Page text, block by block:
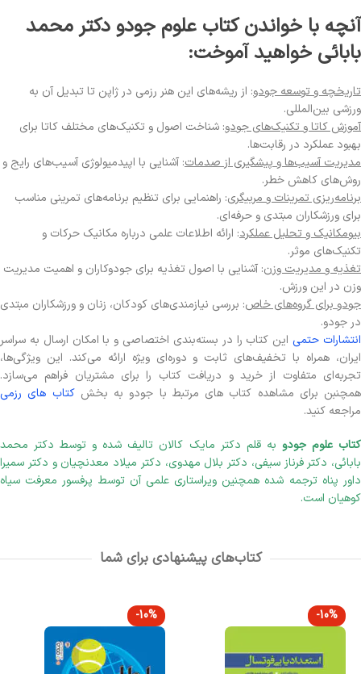
آنچه با خواندن کتاب علوم جودو دکتر محمد
بابائی خواهید آموخت:
تاریخچه و توسعه جودو: از ریشه‌های این هنر رزمی در ژاپن تا تبدیل آن به
ورزشی بین‌المللی.
آموزش کاتا و تکنیک‌های جودو: شناخت اصول و تکنیک‌های مختلف کاتا برای
بهبود عملکرد در رقابت‌ها.
مدیریت آسیب‌ها و پیشگیری از صدمات: آشنایی با اپیدمیولوژی آسیب‌های رایج و
روش‌های کاهش خطر.
برنامه‌ریزی تمرینات و مربیگری: راهنمایی برای تنظیم برنامه‌های تمرینی مناسب
برای ورزشکاران مبتدی و حرفه‌ای.
بیومکانیک و تحلیل عملکرد: ارائه اطلاعات علمی درباره مکانیک حرکات و
تکنیک‌های موثر.
تغذیه و مدیریت وزن: آشنایی با اصول تغذیه برای جودوکاران و اهمیت مدیریت
وزن در این ورزش.
جودو برای گروه‌های خاص: بررسی نیازمندی‌های کودکان، زنان و ورزشکاران مبتدی
در جودو.
انتشارات حتمی این کتاب را در بسته‌بندی اختصاصی و با امکان ارسال به سراسر
ایران، همراه با تخفیف‌های ثابت و دوره‌ای ویژه ارائه می‌کند. این ویژگی‌ها،
تجربه‌ای متفاوت از خرید و دریافت کتاب را برای مشتریان فراهم می‌سازد.
همچنبن برای مشاهده کتاب های مرتبط با جودو به بخشکتاب های رزمی
مراجعه کنید.
کتاب علوم جودو به قلم دکتر مایک کالان تالیف شده و توسط دکتر محمد
بابائی، دکتر فرناز سیفی، دکتر بلال مهدوی، دکتر میلاد معدنچیان و دکتر سمیرا
داور پناه ترجمه شده همچنین ویراستاری علمی آن توسط پرفسور معرفت سیاه
کوهیان است.
کتاب‌های پیشنهادی برای شما
-10%
-10%